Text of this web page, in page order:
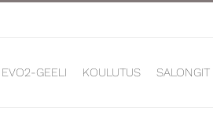
EVO2-GEELI KOULUTUS SALONGIT